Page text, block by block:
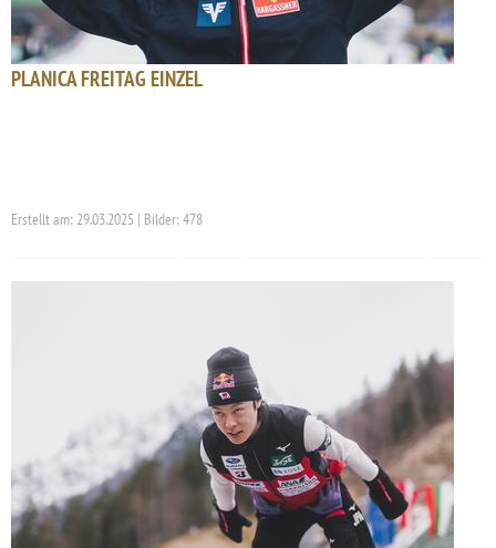
PLANICA FREITAG EINZEL
Erstellt am: 29.03.2025 | Bilder: 478